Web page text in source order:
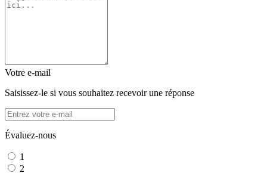
Votre e-mail
Saisissez-le si vous souhaitez recevoir une réponse
Évaluez-nous
1
2